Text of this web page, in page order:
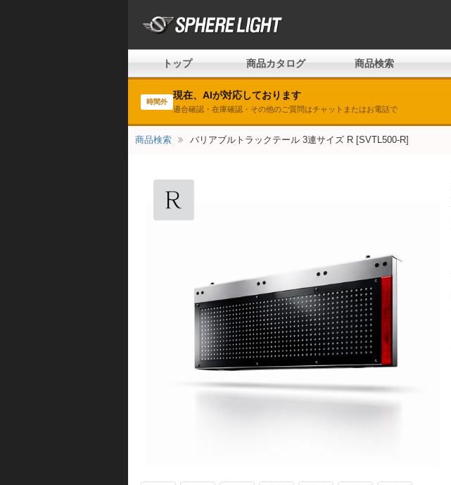
トップ 商品カタログ 商品検索
時間外
現在、AIが対応しております
適合確認・在庫確認・その他のご質問はチャットまたはお電話で
商品検索 バリアブルトラックテール 3連サイズ R [SVTL500-R]